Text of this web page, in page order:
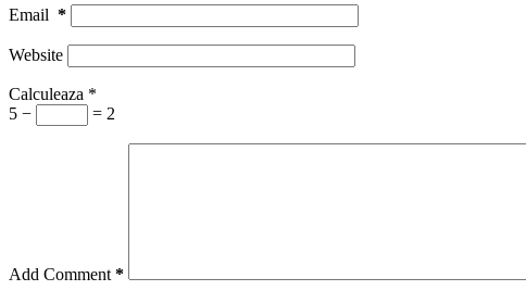
Email *
Website
Calculeaza *
5 −
= 2
Add Comment *